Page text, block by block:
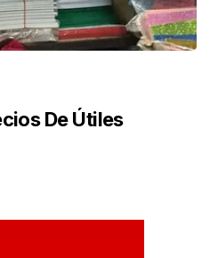
De Útiles